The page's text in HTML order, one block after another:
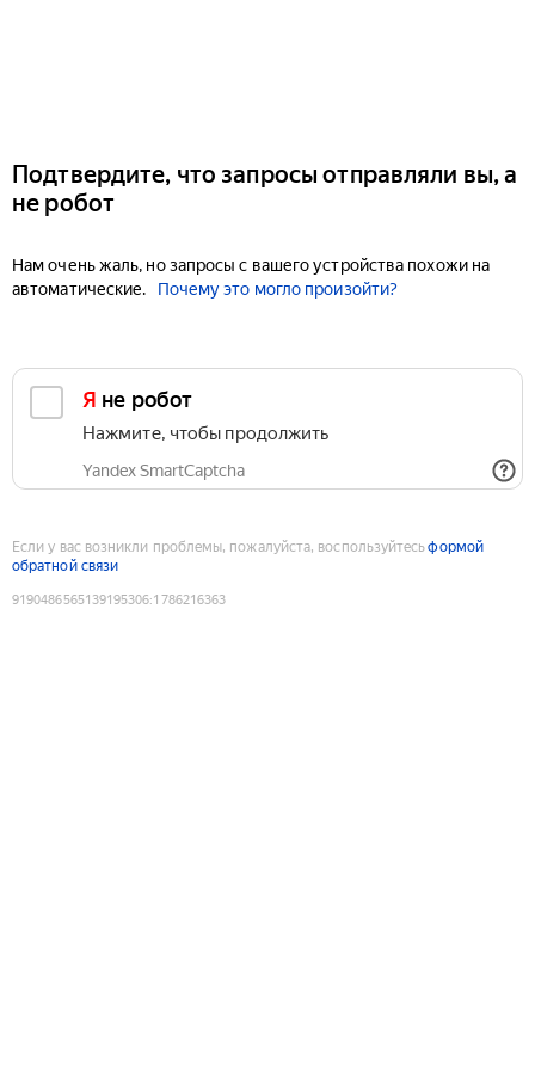
Подтвердите, что запросы отправляли вы, а
не робот
Нам очень жаль, но запросы с вашего устройства похожи на
автоматические.
Почему это могло произойти?
Я не робот
Нажмите, чтобы продолжить
Yandex SmartCaptcha
Если у вас возникли проблемы, пожалуйста, воспользуйтесьформой
обратной связи
9190486565139195306:1786216363